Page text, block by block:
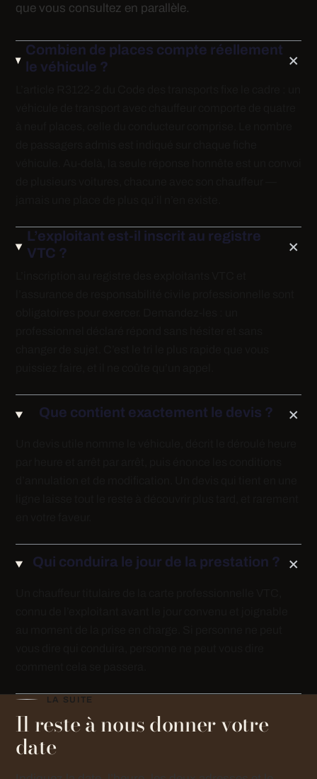
que vous consultez en parallèle.
Combien de places compte réellement
le véhicule ?
L’exploitant est-il inscrit au registre
VTC ?
Que contient exactement le devis ?
Qui conduira le jour de la prestation ?
LA SUITE
Il reste à nous donner votre
date